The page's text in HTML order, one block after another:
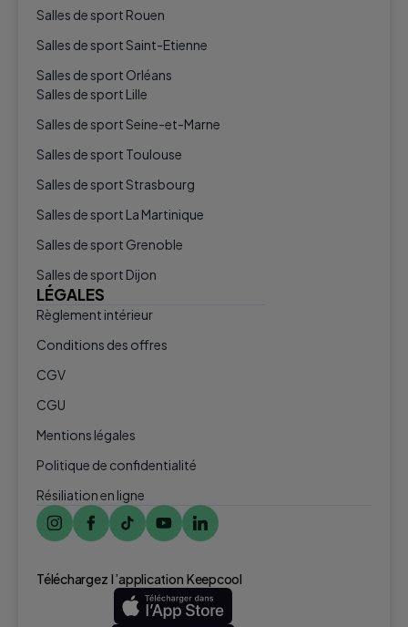
Salles de sport Rouen
Salles de sport Saint-Etienne
Salles de sport Orléans
Salles de sport Lille
Salles de sport Seine-et-Marne
Salles de sport Toulouse
Salles de sport Strasbourg
Salles de sport La Martinique
Salles de sport Grenoble
Salles de sport Dijon
LÉGALES
Règlement intérieur
Conditions des offres
CGV
CGU
Mentions légales
Politique de confidentialité
Résiliation en ligne
Téléchargez l ’application Keepcool